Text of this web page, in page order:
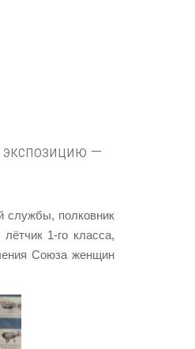
экспозицию —
службы, полковник
1-го класса,
Союза женщин